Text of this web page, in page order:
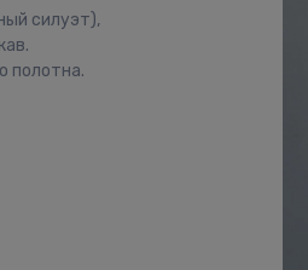
силуэт),
полотна.